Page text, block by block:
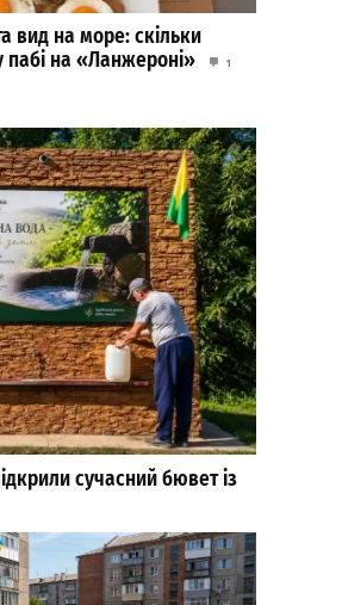
вид на море: скільки
пабі на «Ланжероні»
1
сучасний бювет із